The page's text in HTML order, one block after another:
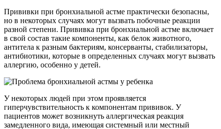
Прививки при бронхиальной астме практически безопасны,
но в некоторых случаях могут вызвать побочные реакции
разной степени. Прививка при бронхиальной астме включает
в свой состав такие компоненты, как белок животного,
антитела к разным бактериям, консерванты, стабилизаторы,
антибиотики, которые в определенных случаях могут вызвать
аллергию, особенно у детей.
У некоторых людей при этом проявляется
гиперчувствительность к компонентам прививок. У
пациентов может возникнуть аллергическая реакция
замедленного вида, имеющая системный или местный